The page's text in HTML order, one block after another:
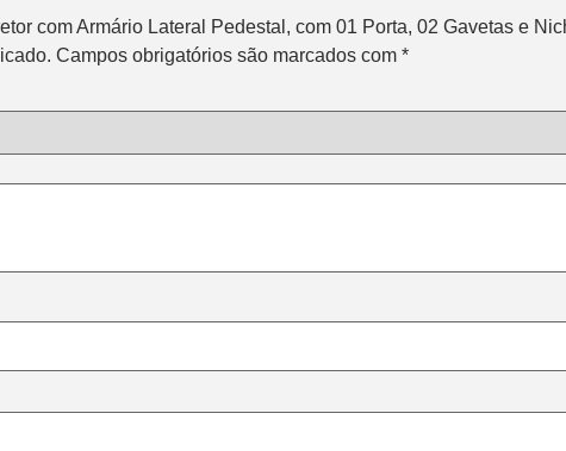
com Armário Lateral Pedestal, com 01 Porta, 02 Gavetas e
Campos obrigatórios são marcados com *